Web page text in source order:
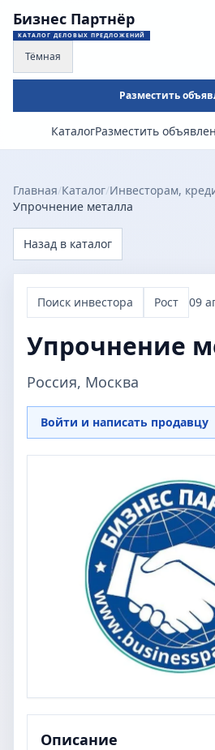
Бизнес Партнёр
КАТАЛОГ ДЕЛОВЫХ ПРЕДЛОЖЕНИЙ
Тёмная
Разместить
КаталогРазместить
Главная/Каталог/Инвесторам,
Упрочнение металла
Назад в каталог
Поиск инвестора Рост 09
Упрочнение
Россия, Москва
Войти и написать продавцу
Описание